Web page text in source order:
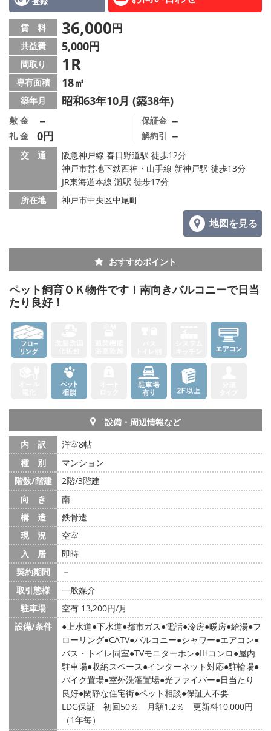
会社概要
メールでお問い合わせ
賃 料 36,000円
共益費 5,000円
間取り 1R
専有面積 18㎡
築年月 昭和63年10月 (築38年)
敷 金 －
礼 金 0円
保証金 －
解約引 －
交 通
阪急神戸線 春日野道駅 徒歩12分
神戸市営地下鉄西神・山手線 新神戸駅 徒歩13分
JR東海道本線 灘駅 徒歩17分
所在地
神戸市中央区中尾町
地図を見る
おすすめポイント
ペット飼育ＯＫ物件です！南向きバルコニーで日当
たり良好！
設備・周辺情報など
内 訳
洋室8帖
種 別
マンション
階数/階建
2階/3階建
向 き
南
構 造
鉄骨造
現 況
空室
入 居
即時
契約期間
－
取引態様
一般媒介
駐車場
空有 13,200円/月
設備/条件
上水道 下水道 都市ガス 電話 冷房 暖房 給湯 フ
ローリング CATV バルコニー シャワー エアコン
バス・トイレ同室 TVモニターホン IHコンロ 屋内
駐車場 収納スペース インターネット対応 駐輪場
バイク置場 室外洗濯置場 光ファイバー 日当たり
良好 閑静な住宅街 ペット相談 保証人不要
LDG保証 初回50％ 月額1.2％ 更新料10,000円
（1年毎）